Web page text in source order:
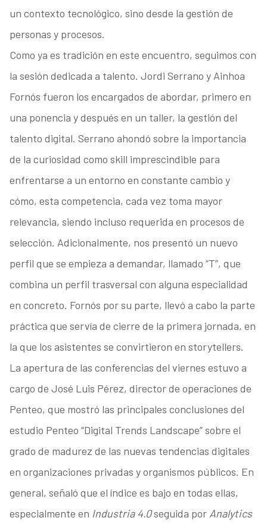
un contexto tecnológico, sino desde la gestión de
personas y procesos.
Como ya es tradición en este encuentro, seguimos con
la sesión dedicada a talento. Jordi Serrano y Ainhoa
Fornós fueron los encargados de abordar, primero en
una ponencia y después en un taller, la gestión del
talento digital. Serrano ahondó sobre la importancia
de la curiosidad como skill imprescindible para
enfrentarse a un entorno en constante cambio y
cómo, esta competencia, cada vez toma mayor
relevancia, siendo incluso requerida en procesos de
selección. Adicionalmente, nos presentó un nuevo
perfil que se empieza a demandar, llamado “T”, que
combina un perfil trasversal con alguna especialidad
en concreto. Fornós por su parte, llevó a cabo la parte
práctica que servía de cierre de la primera jornada, en
la que los asistentes se convirtieron en storytellers.
La apertura de las conferencias del viernes estuvo a
cargo de José Luis Pérez, director de operaciones de
Penteo, que mostró las principales conclusiones del
estudio Penteo “Digital Trends Landscape” sobre el
grado de madurez de las nuevas tendencias digitales
en organizaciones privadas y organismos públicos. En
general, señaló que el índice es bajo en todas ellas,
especialmente en Industria 4.0seguida por Analytics